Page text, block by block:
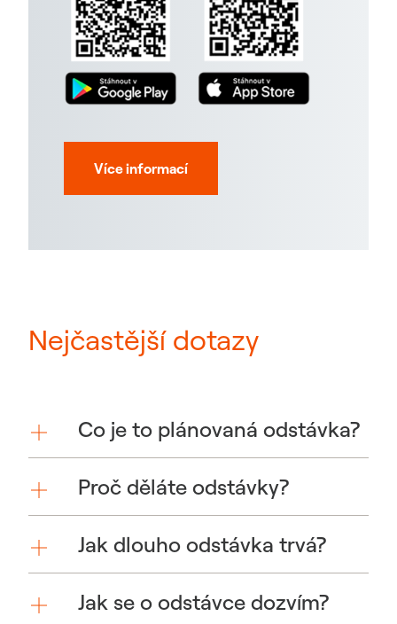
Více informací
Nejčastější dotazy
Co je to plánovaná odstávka?
Proč děláte odstávky?
Jak dlouho odstávka trvá?
Jak se o odstávce dozvím?